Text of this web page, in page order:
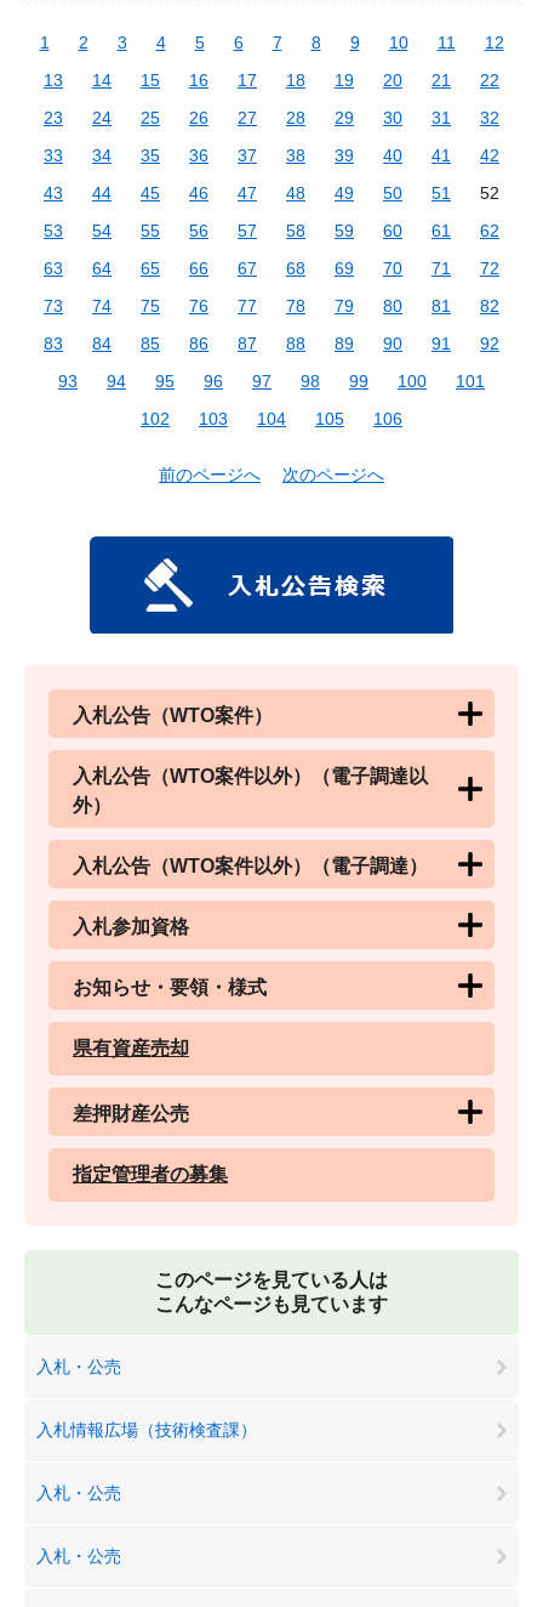
1 2 3 4 5 6 7 8 9 10 11
12
13
14 15 16 17 18 19 20 21
22
23
24 25 26 27 28 29 30 31
32
33
34 35 36 37 38 39 40 41
42
43
44 45 46 47 48 49 50 51
52
53
54 55 56 57 58 59 60 61
62
63
64 65 66 67 68 69 70 71
72
73
74 75 76 77 78 79 80 81
82
83
84 85 86 87 88 89 90 91
92
93
94 95 96 97 98 99 100
101
102
103 104 105 106
前のページへ 次のページへ
入札公告（WTO案件）
入札公告（WTO案件以外）（電子調達以
外）
入札公告（WTO案件以外）（電子調達）
入札参加資格
お知らせ・要領・様式
県有資産売却
差押財産公売
指定管理者の募集
このページを見ている人は
こんなページも見ています
入札・公売
入札情報広場（技術検査課）
入札・公売
入札・公売